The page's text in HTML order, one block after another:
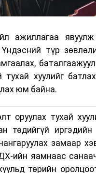
ажиллагаа
түр
хуулийг
юм байна.
оруулах тухай
төдийгүй
замаар
ийн яамнаас
төрийн